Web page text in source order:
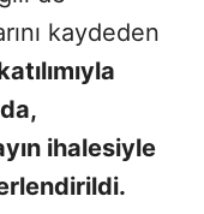
kaydeden
ihalesiyle